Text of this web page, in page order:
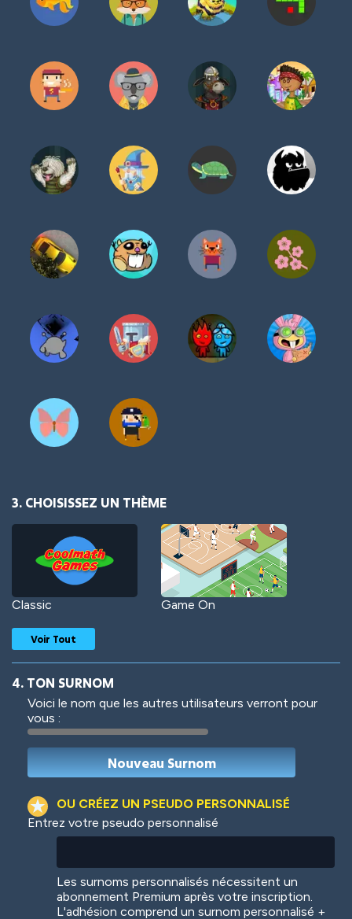
3. CHOISISSEZ UN THÈME
Classic Game On
Woof
Colorful
Voir Tout
4. TON SURNOM
Voici le nom que les autres utilisateurs verront pour
vous :
OU CRÉEZ UN PSEUDO PERSONNALISÉ
Entrez votre pseudo personnalisé
Les surnoms personnalisés nécessitent un
abonnement Premium après votre inscription.
L'adhésion comprend un surnom personnalisé +